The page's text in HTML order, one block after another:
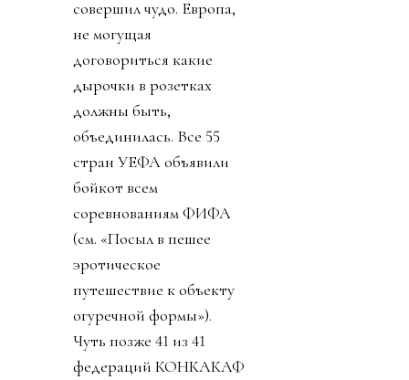
совершил чудо. Европа,
не могущая
договориться какие
дырочки в розетках
должны быть,
объединилась. Все 55
стран УЕФА объявили
бойкот всем
соревнованиям ФИФА
(см. «Посыл в пешее
эротическое
путешествие к объекту
огуречной формы»).
Чуть позже 41 из 41
федераций КОНКАКАФ